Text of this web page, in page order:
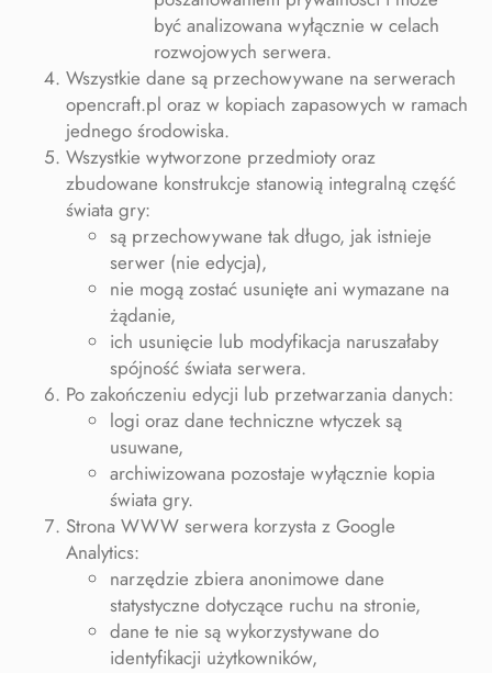
być analizowana wyłącznie w celach
rozwojowych serwera.
Wszystkie dane są przechowywane na serwerach
opencraft.pl oraz w kopiach zapasowych w ramach
jednego środowiska.
Wszystkie wytworzone przedmioty oraz
zbudowane konstrukcje stanowią integralną część
świata gry:
są przechowywane tak długo, jak istnieje
serwer (nie edycja),
nie mogą zostać usunięte ani wymazane na
żądanie,
ich usunięcie lub modyfikacja naruszałaby
spójność świata serwera.
Po zakończeniu edycji lub przetwarzania danych:
logi oraz dane techniczne wtyczek są
usuwane,
archiwizowana pozostaje wyłącznie kopia
świata gry.
Strona WWW serwera korzysta z Google
Analytics:
narzędzie zbiera anonimowe dane
statystyczne dotyczące ruchu na stronie,
dane te nie są wykorzystywane do
identyfikacji użytkowników,